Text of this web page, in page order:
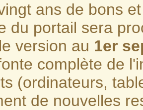
ans de bons
du portail sera
version au 1er
complète de
(ordinateurs,
de nouvelles